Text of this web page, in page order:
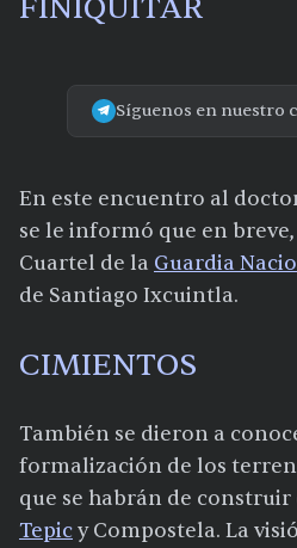
Síguenos en nuestro
En este encuentro al
se le informó que en
Cuartel de la Guardia
de Santiago Ixcuintla.
CIMIENTOS
También se dieron a
formalización de los
que se habrán de
Tepicy Compostela. La